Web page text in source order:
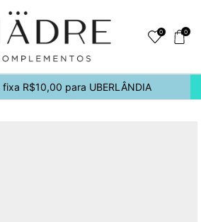
0 0
fixa R$10,00 para UBERLÂNDIA